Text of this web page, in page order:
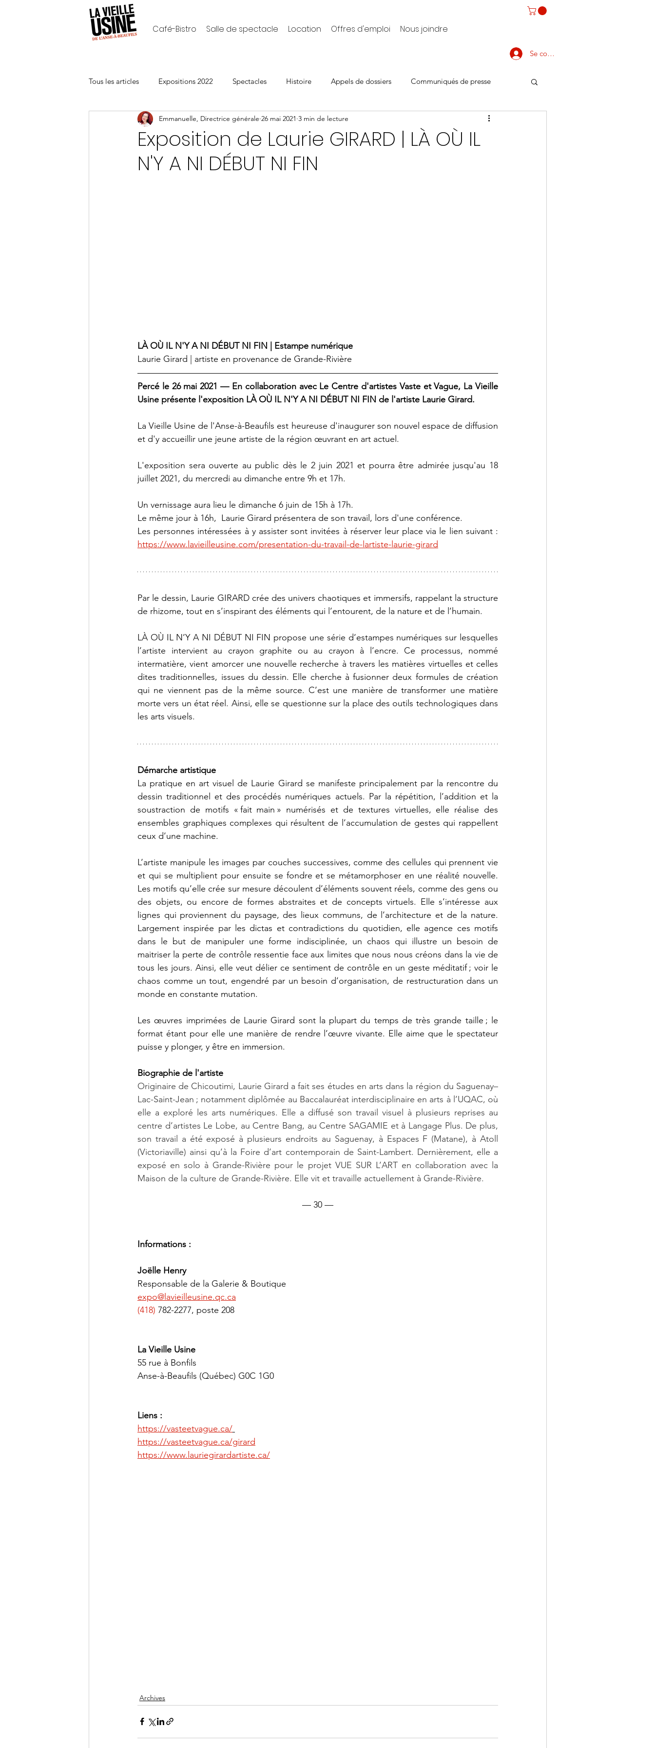
Café-Bistro Salle de spectacle Location Offres d'emploi Nous joindre
Se connecter
Tous les articles Expositions 2022 Spectacles Histoire Appels de dossiers Communiqués de presse
Café-Bistro et le Hall En cours Offre d'emploi
Exposition de Laurie GIRARD | LÀ OÙ IL
N'Y A NI DÉBUT NI FIN
Emmanuelle, Directrice générale 26 mai 2021 3 min de lecture
LÀ OÙ IL N'Y A NI DÉBUT NI FIN | Estampe numérique
Laurie Girard | artiste en provenance de Grande-Rivière
Percé le 26 mai 2021 — En collaboration avec Le Centre d'artistes Vaste et Vague, La Vieille
Usine présente l'exposition LÀ OÙ IL N'Y A NI DÉBUT NI FIN de l'artiste Laurie Girard.
La Vieille Usine de l'Anse-à-Beaufils est heureuse d'inaugurer son nouvel espace de diffusion
et d'y accueillir une jeune artiste de la région œuvrant en art actuel.
L'exposition sera ouverte au public dès le 2 juin 2021 et pourra être admirée jusqu'au 18
juillet 2021, du mercredi au dimanche entre 9h et 17h.
Un vernissage aura lieu le dimanche 6 juin de 15h à 17h.
Le même jour à 16h,  Laurie Girard présentera de son travail, lors d'une conférence.
https://www.lavieilleusine.com/presentation-du-travail-de-lartiste-laurie-girard
Par le dessin, Laurie GIRARD crée des univers chaotiques et immersifs, rappelant la structure
de rhizome, tout en s’inspirant des éléments qui l’entourent, de la nature et de l’humain.
LÀ OÙ IL N’Y A NI DÉBUT NI FIN propose une série d’estampes numériques sur lesquelles
l’artiste intervient au crayon graphite ou au crayon à l’encre. Ce processus, nommé
intermatière, vient amorcer une nouvelle recherche à travers les matières virtuelles et celles
dites traditionnelles, issues du dessin. Elle cherche à fusionner deux formules de création
qui ne viennent pas de la même source. C’est une manière de transformer une matière
morte vers un état réel. Ainsi, elle se questionne sur la place des outils technologiques dans
les arts visuels.
Démarche artistique
La pratique en art visuel de Laurie Girard se manifeste principalement par la rencontre du
dessin traditionnel et des procédés numériques actuels. Par la répétition, l’addition et la
soustraction de motifs « fait main » numérisés et de textures virtuelles, elle réalise des
ensembles graphiques complexes qui résultent de l’accumulation de gestes qui rappellent
ceux d’une machine.
L’artiste manipule les images par couches successives, comme des cellules qui prennent vie
et qui se multiplient pour ensuite se fondre et se métamorphoser en une réalité nouvelle.
Les motifs qu’elle crée sur mesure découlent d’éléments souvent réels, comme des gens ou
des objets, ou encore de formes abstraites et de concepts virtuels. Elle s’intéresse aux
lignes qui proviennent du paysage, des lieux communs, de l’architecture et de la nature.
Largement inspirée par les dictas et contradictions du quotidien, elle agence ces motifs
dans le but de manipuler une forme indisciplinée, un chaos qui illustre un besoin de
maitriser la perte de contrôle ressentie face aux limites que nous nous créons dans la vie de
tous les jours. Ainsi, elle veut délier ce sentiment de contrôle en un geste méditatif ; voir le
chaos comme un tout, engendré par un besoin d’organisation, de restructuration dans un
monde en constante mutation.
Les œuvres imprimées de Laurie Girard sont la plupart du temps de très grande taille ; le
format étant pour elle une manière de rendre l’œuvre vivante. Elle aime que le spectateur
puisse y plonger, y être en immersion.
Biographie de l'artiste
Originaire de Chicoutimi, Laurie Girard a fait ses études en arts dans la région du Saguenay–
Lac-Saint-Jean ; notamment diplômée au Baccalauréat interdisciplinaire en arts à l’UQAC, où
elle a exploré les arts numériques. Elle a diffusé son travail visuel à plusieurs reprises au
centre d’artistes Le Lobe, au Centre Bang, au Centre SAGAMIE et à Langage Plus. De plus,
son travail a été exposé à plusieurs endroits au Saguenay, à Espaces F (Matane), à Atoll
(Victoriaville) ainsi qu’à la Foire d’art contemporain de Saint-Lambert. Dernièrement, elle a
exposé en solo à Grande-Rivière pour le projet VUE SUR L’ART en collaboration avec la
Maison de la culture de Grande-Rivière. Elle vit et travaille actuellement à Grande-Rivière.
— 30 —
Informations :
Joëlle Henry
Responsable de la Galerie & Boutique
expo@lavieilleusine.qc.ca
(418) 782-2277, poste 208
La Vieille Usine
55 rue à Bonfils
Anse-à-Beaufils (Québec) G0C 1G0
Liens :
https://vasteetvague.ca/
https://vasteetvague.ca/girard
https://www.lauriegirardartiste.ca/
Archives